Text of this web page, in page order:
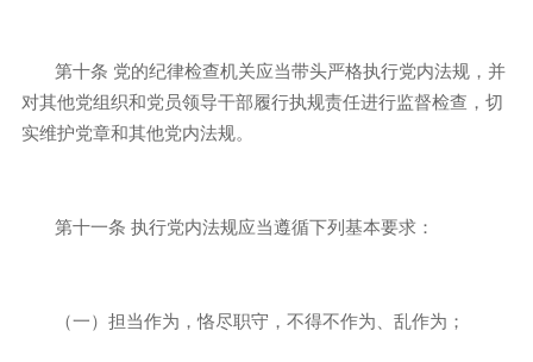
第十条 党的纪律检查机关应当带头严格执行党内法规，并
对其他党组织和党员领导干部履行执规责任进行监督检查，切
实维护党章和其他党内法规。
第十一条 执行党内法规应当遵循下列基本要求：
（一）担当作为，恪尽职守，不得不作为、乱作为；